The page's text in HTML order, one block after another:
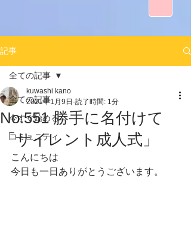
記事
全ての記事
今すぐ始める
コミュニティ
全ての記事
No.551 勝手に名付けて
「サイレント成人式」
kuwashi kano
2021年1月9日 読了時間: 1分
こんにちは
今日も一日ありがとうございます。